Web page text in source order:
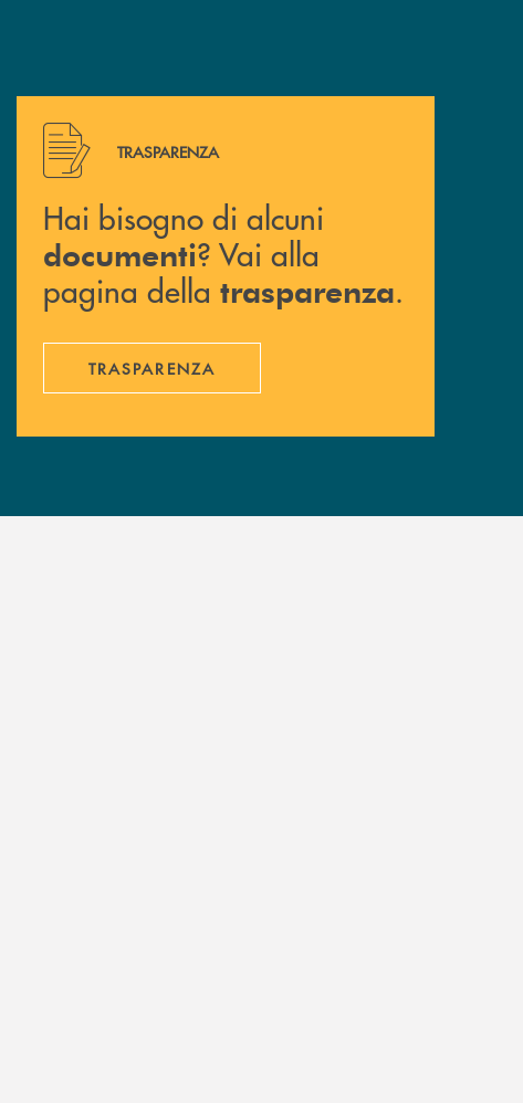
Hai bisogno di alcuni documenti ? Vai alla pagina della
TRASPARENZA
Hai bisogno di alcuni
documenti? Vai alla
pagina della trasparenza.
TRASPARENZA